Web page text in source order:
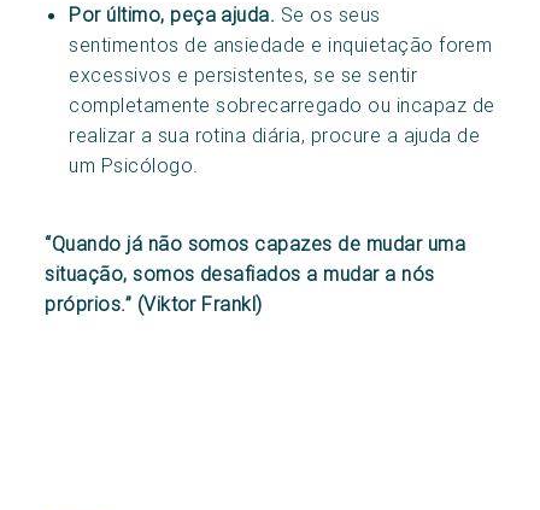
Por último, peça ajuda. Se os seus
sentimentos de ansiedade e inquietação forem
excessivos e persistentes, se se sentir
completamente sobrecarregado ou incapaz de
realizar a sua rotina diária, procure a ajuda de
um Psicólogo.
“Quando já não somos capazes de mudar uma
situação, somos desafiados a mudar a nós
próprios.” (Viktor Frankl)